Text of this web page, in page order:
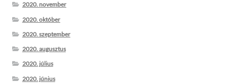
2020. november
2020. október
2020. szeptember
2020. augusztus
2020. július
2020. június